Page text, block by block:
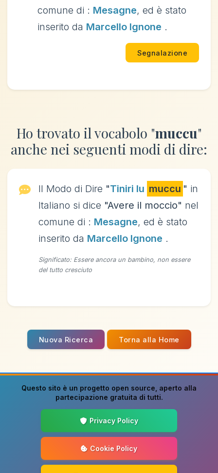
comune di : Mesagne, ed è stato
inserito da Marcello Ignone .
Segnalazione
Ho trovato il vocabolo "muccu"
anche nei seguenti modi di dire:
Il Modo di Dire "Tiniri lu muccu " in
Italiano si dice "Avere il moccio" nel
comune di : Mesagne, ed è stato
inserito da Marcello Ignone .
Significato: Essere ancora un bambino, non essere
del tutto cresciuto
Nuova Ricerca Torna alla Home
Questo sito è un progetto open source , aperto alla
partecipazione gratuita di tutti.
Privacy Policy
Cookie Policy